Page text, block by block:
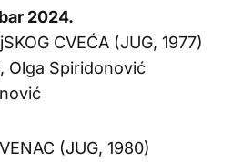
2024.
CVEĆA (JUG, 1977)
Olga Spiridonović
(JUG, 1980)